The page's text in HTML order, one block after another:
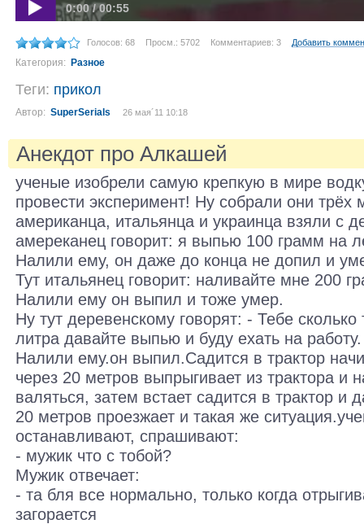
0:00 / 00:55
Голосов: 68 Просм.: 5702 Комментариев: 3 Добавить
Категория: Разное
Теги: прикол
Автор: SuperSerials 26 мая´11 10:18
Анекдот про Алкашей
ученые изобрели самую крепкую в мире
провести эксперимент! Ну собрали они трёх
американца, итальянца и украинца взяли с
амереканец говорит: я выпью 100 грамм на
Налили ему, он даже до конца не допил и
Тут итальянец говорит: наливайте мне 200
Налили ему он выпил и тоже умер.
Ну тут деревенскому говорят: - Тебе
литра давайте выпью и буду ехать на работу.
Налили ему.он выпил.Садится в трактор
через 20 метров выпрыгивает из трактора и
валяться, затем встает садится в трактор и
20 метров проезжает и такая же
останавливают, спрашивают:
- мужик что с тобой?
Мужик отвечает:
- та бля все нормально, только когда
загорается